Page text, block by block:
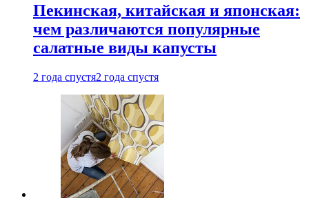
Пекинская, китайская и японская:
чем различаются популярные
салатные виды капусты
2 года спустя2 года спустя